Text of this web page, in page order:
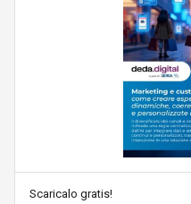
Scaricalo gratis!